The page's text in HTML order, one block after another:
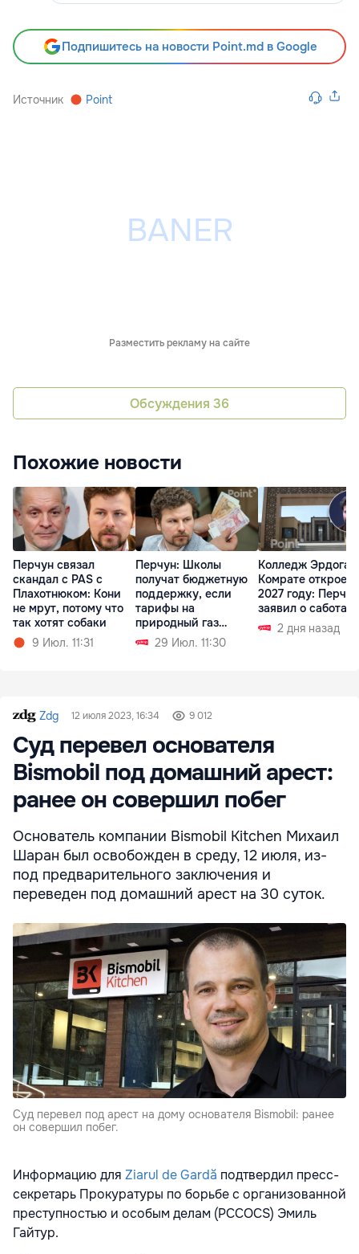
Подпишитесь на новости Point.md в Google
Источник Point
Разместить рекламу на сайте
Обсуждения 36
Похожие новости
Перчун связал
скандал с PAS с
Плахотнюком: Кони
не мрут, потому что
так хотят собаки
9 Июл. 11:31
Перчун: Школы
получат бюджетную
поддержку, если
тарифы на
природный газ
вырастут
29 Июл. 11:30
Колледж
Комрате
2027 году: Перчун
заявил о
2 дня назад
Zdg 12 июля 2023, 16:34 9 012
Суд перевел основателя
Bismobil под домашний арест:
ранее он совершил побег
Основатель компании Bismobil Kitchen Михаил
Шаран был освобожден в среду, 12 июля, из-
под предварительного заключения и
переведен под домашний арест на 30 суток.
Суд перевел под арест на дому основателя Bismobil: ранее
он совершил побег.
Информацию для Ziarul de Gardă подтвердил пресс-
секретарь Прокуратуры по борьбе с организованной
преступностью и особым делам (PCCOCS) Эмиль
Гайтур.